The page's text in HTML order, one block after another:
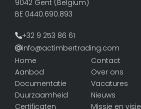
9042 Gent (Belgium)
BE 0440.690.893
+32 9 253 86 61
info@actimbertrading.com
Home
Aanbod
Documentatie
Duurzaamheid
Certificaten
Contact
Over ons
Vacatures
Nieuws
Missie en visie